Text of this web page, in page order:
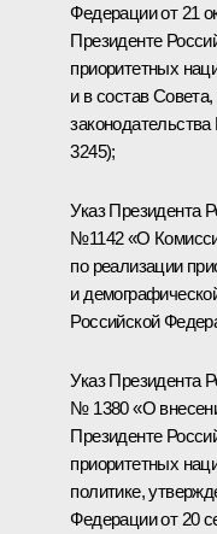
Федерации от 21
Президенте
приоритетных
и в состав
3245);
Указ Президента
№1142 «О
по реализации
и
Российской
Указ Президента
№ 1380 «О
Президенте
приоритетных
политике,
Федерации от 20